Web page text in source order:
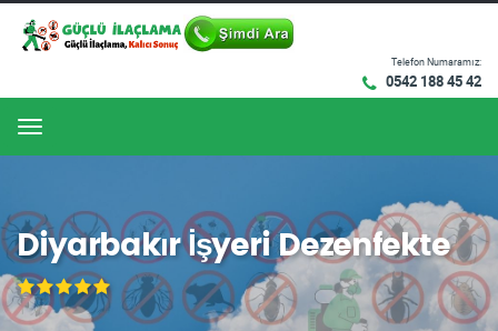
Telefon Numaramız:
0542 188 45 42
Menu
Diyarbakır İşyeri Dezenfekte